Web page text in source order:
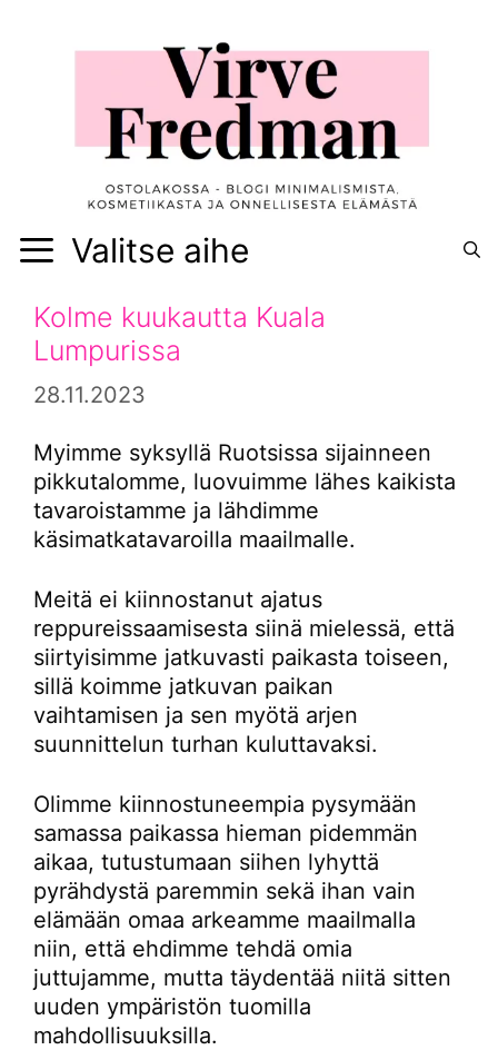
Valitse aihe
Kolme kuukautta Kuala
Lumpurissa
28.11.2023
Myimme syksyllä Ruotsissa sijainneen
pikkutalomme, luovuimme lähes kaikista
tavaroistamme ja lähdimme
käsimatkatavaroilla maailmalle.
Meitä ei kiinnostanut ajatus
reppureissaamisesta siinä mielessä, että
siirtyisimme jatkuvasti paikasta toiseen,
sillä koimme jatkuvan paikan
vaihtamisen ja sen myötä arjen
suunnittelun turhan kuluttavaksi.
Olimme kiinnostuneempia pysymään
samassa paikassa hieman pidemmän
aikaa, tutustumaan siihen lyhyttä
pyrähdystä paremmin sekä ihan vain
elämään omaa arkeamme maailmalla
niin, että ehdimme tehdä omia
juttujamme, mutta täydentää niitä sitten
uuden ympäristön tuomilla
mahdollisuuksilla.